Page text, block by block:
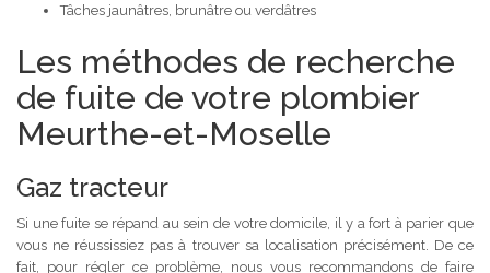
Tâches jaunâtres, brunâtre ou verdâtres
Les méthodes de recherche
de fuite de votre plombier
Meurthe-et-Moselle
Gaz tracteur
Si une fuite se répand au sein de votre domicile, il y a fort à parier que
vous ne réussissiez pas à trouver sa localisation précisément. De ce
fait, pour régler ce problème, nous vous recommandons de faire